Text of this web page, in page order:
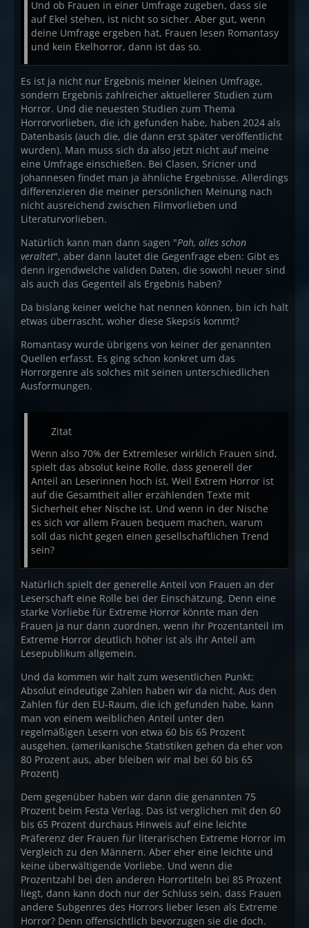
Und ob Frauen in einer Umfrage zugeben, dass sie
auf Ekel stehen, ist nicht so sicher. Aber gut, wenn
deine Umfrage ergeben hat, Frauen lesen Romantasy
und kein Ekelhorror, dann ist das so.
Es ist ja nicht nur Ergebnis meiner kleinen Umfrage,
sondern Ergebnis zahlreicher aktuellerer Studien zum
Horror. Und die neuesten Studien zum Thema
Horrorvorlieben, die ich gefunden habe, haben 2024 als
Datenbasis (auch die, die dann erst später veröffentlicht
wurden). Man muss sich da also jetzt nicht auf meine
eine Umfrage einschießen. Bei Clasen, Sricner und
Johannesen findet man ja ähnliche Ergebnisse. Allerdings
differenzieren die meiner persönlichen Meinung nach
nicht ausreichend zwischen Filmvorlieben und
Literaturvorlieben.
Natürlich kann man dann sagen "Pah, alles schon
veraltet", aber dann lautet die Gegenfrage eben: Gibt es
denn irgendwelche validen Daten, die sowohl neuer sind
als auch das Gegenteil als Ergebnis haben?
Da bislang keiner welche hat nennen können, bin ich halt
etwas überrascht, woher diese Skepsis kommt?
Romantasy wurde übrigens von keiner der genannten
Quellen erfasst. Es ging schon konkret um das
Horrorgenre als solches mit seinen unterschiedlichen
Ausformungen.
Zitat
Wenn also 70% der Extremleser wirklich Frauen sind,
spielt das absolut keine Rolle, dass generell der
Anteil an Leserinnen hoch ist. Weil Extrem Horror ist
auf die Gesamtheit aller erzählenden Texte mit
Sicherheit eher Nische ist. Und wenn in der Nische
es sich vor allem Frauen bequem machen, warum
soll das nicht gegen einen gesellschaftlichen Trend
sein?
Natürlich spielt der generelle Anteil von Frauen an der
Leserschaft eine Rolle bei der Einschätzung. Denn eine
starke Vorliebe für Extreme Horror könnte man den
Frauen ja nur dann zuordnen, wenn ihr Prozentanteil im
Extreme Horror deutlich höher ist als ihr Anteil am
Lesepublikum allgemein.
Und da kommen wir halt zum wesentlichen Punkt:
Absolut eindeutige Zahlen haben wir da nicht. Aus den
Zahlen für den EU-Raum, die ich gefunden habe, kann
man von einem weiblichen Anteil unter den
regelmäßigen Lesern von etwa 60 bis 65 Prozent
ausgehen. (amerikanische Statistiken gehen da eher von
80 Prozent aus, aber bleiben wir mal bei 60 bis 65
Prozent)
Dem gegenüber haben wir dann die genannten 75
Prozent beim Festa Verlag. Das ist verglichen mit den 60
bis 65 Prozent durchaus Hinweis auf eine leichte
Präferenz der Frauen für literarischen Extreme Horror im
Vergleich zu den Männern. Aber eher eine leichte und
keine überwältigende Vorliebe. Und wenn die
Prozentzahl bei den anderen Horrortiteln bei 85 Prozent
liegt, dann kann doch nur der Schluss sein, dass Frauen
andere Subgenres des Horrors lieber lesen als Extreme
Horror? Denn offensichtlich bevorzugen sie die doch.